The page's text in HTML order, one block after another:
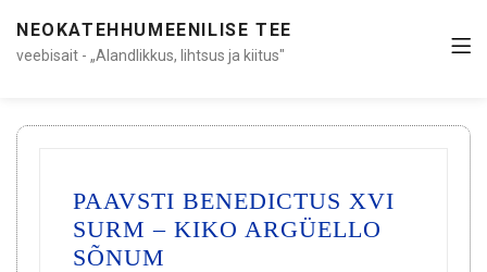
NEOKATEHHUMEENILISE TEE
veebisait - „Alandlikkus, lihtsus ja kiitus"
PAAVSTI BENEDICTUS XVI
SURM – KIKO ARGÜELLO
SÕNUM